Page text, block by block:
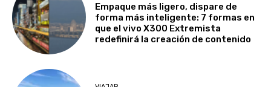
Empaque más ligero, dispare de
forma más inteligente: 7 formas en
que el vivo X300 Extremista
redefinirá la creación de contenido